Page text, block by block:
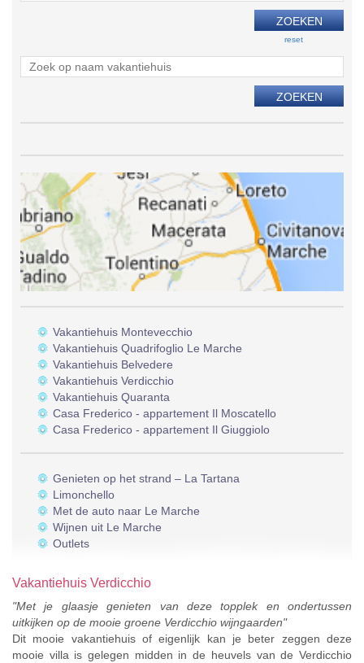
reset
Vakantiehuis Montevecchio
Vakantiehuis Quadrifoglio Le Marche
Vakantiehuis Belvedere
Vakantiehuis Verdicchio
Vakantiehuis Quaranta
Casa Frederico - appartement Il Moscatello
Casa Frederico - appartement Il Giuggiolo
Genieten op het strand – La Tartana
Limonchello
Met de auto naar Le Marche
Wijnen uit Le Marche
Outlets
Vakantiehuis Verdicchio
"Met je glaasje genieten van deze topplek en ondertussen
uitkijken op de mooie groene Verdicchio wijngaarden"
Dit mooie vakantiehuis of eigenlijk kan je beter zeggen deze
mooie villa is gelegen midden in de heuvels van de Verdicchio